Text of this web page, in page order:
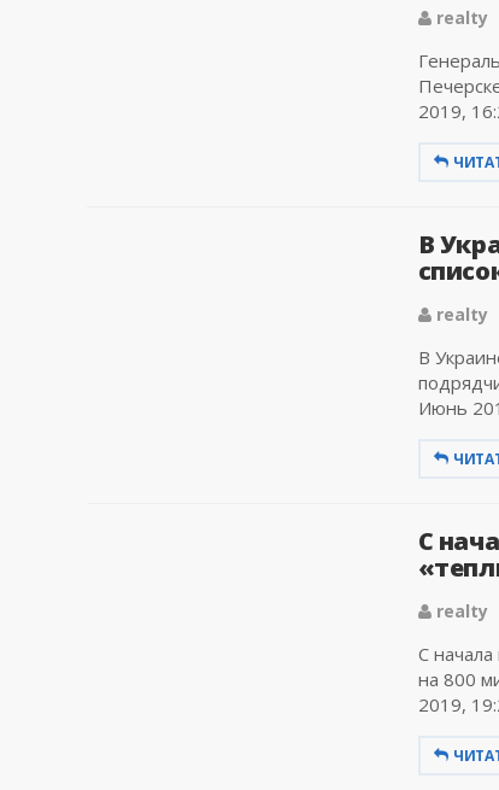
realty
2019,
В
realty
В
Июнь
С
realty
С
на 800
2019,